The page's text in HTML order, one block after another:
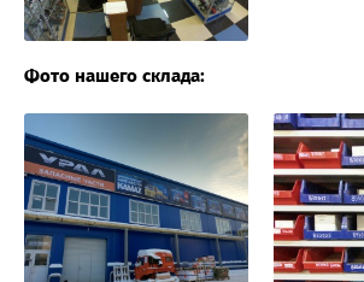
Фото нашего склада: